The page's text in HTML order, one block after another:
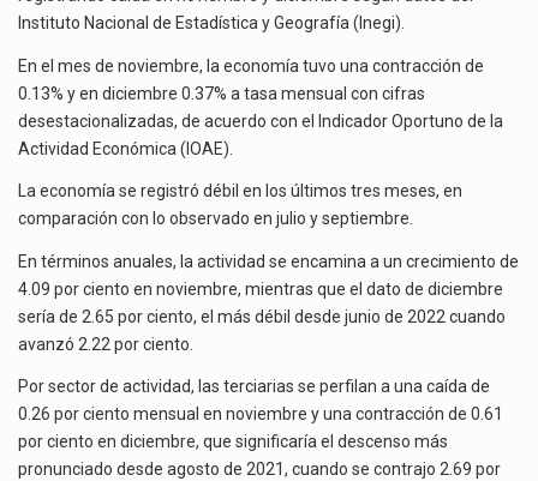
Instituto Nacional de Estadística y Geografía (Inegi).
En el mes de noviembre, la economía tuvo una contracción de
0.13% y en diciembre 0.37% a tasa mensual con cifras
desestacionalizadas, de acuerdo con el Indicador Oportuno de la
Actividad Económica (IOAE).
La economía se registró débil en los últimos tres meses, en
comparación con lo observado en julio y septiembre.
En términos anuales, la actividad se encamina a un crecimiento de
4.09 por ciento en noviembre, mientras que el dato de diciembre
sería de 2.65 por ciento, el más débil desde junio de 2022 cuando
avanzó 2.22 por ciento.
Por sector de actividad, las terciarias se perfilan a una caída de
0.26 por ciento mensual en noviembre y una contracción de 0.61
por ciento en diciembre, que significaría el descenso más
pronunciado desde agosto de 2021, cuando se contrajo 2.69 por